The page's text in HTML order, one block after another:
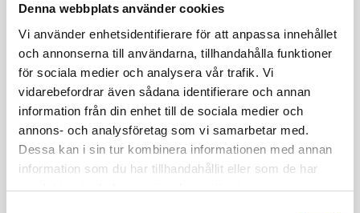
Denna webbplats använder cookies
Vi använder enhetsidentifierare för att anpassa innehållet
och annonserna till användarna, tillhandahålla funktioner
för sociala medier och analysera vår trafik. Vi
vidarebefordrar även sådana identifierare och annan
information från din enhet till de sociala medier och
annons- och analysföretag som vi samarbetar med.
Dessa kan i sin tur kombinera informationen med annan
information som du har tillhandahållit eller som de har
samlat in när du har använt deras tjänster.
24h 7d 1m 3m 1y 5y
Trade